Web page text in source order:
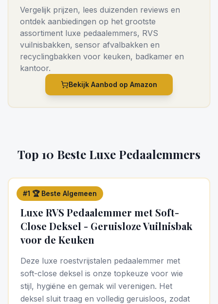
Vergelijk prijzen, lees duizenden reviews en
ontdek aanbiedingen op het grootste
assortiment luxe pedaalemmers, RVS
vuilnisbakken, sensor afvalbakken en
recyclingbakken voor keuken, badkamer en
kantoor.
Bekijk Aanbod op Amazon
Top 10 Beste Luxe Pedaalemmers
#1 🏆 Beste Algemeen
5/5
Luxe RVS Pedaalemmer met Soft-
Close Deksel - Geruisloze Vuilnisbak
voor de Keuken
Deze luxe roestvrijstalen pedaalemmer met
soft-close deksel is onze topkeuze voor wie
stijl, hygiëne en gemak wil verenigen. Het
deksel sluit traag en volledig geruisloos, zodat